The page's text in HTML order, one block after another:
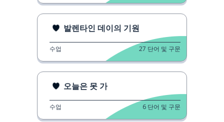
발렌타인 데이의 기원
수업 27 단어 및 구문
오늘은 못 가
수업 6 단어 및 구문